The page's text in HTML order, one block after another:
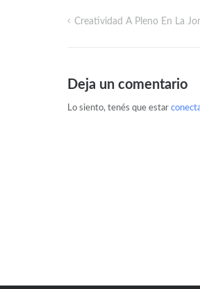
Creatividad A Pleno En La
Deja un comentario
Lo siento, tenés que estar